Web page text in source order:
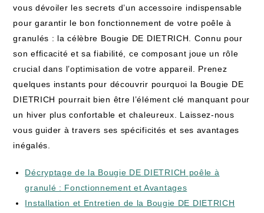
vous dévoiler les secrets d’un accessoire indispensable
pour garantir le bon fonctionnement de votre poêle à
granulés : la célèbre Bougie DE DIETRICH. Connu pour
son efficacité et sa fiabilité, ce composant joue un rôle
crucial dans l’optimisation de votre appareil. Prenez
quelques instants pour découvrir pourquoi la Bougie DE
DIETRICH pourrait bien être l’élément clé manquant pour
un hiver plus confortable et chaleureux. Laissez-nous
vous guider à travers ses spécificités et ses avantages
inégalés.
Décryptage de la Bougie DE DIETRICH poêle à
granulé : Fonctionnement et Avantages
Installation et Entretien de la Bougie DE DIETRICH